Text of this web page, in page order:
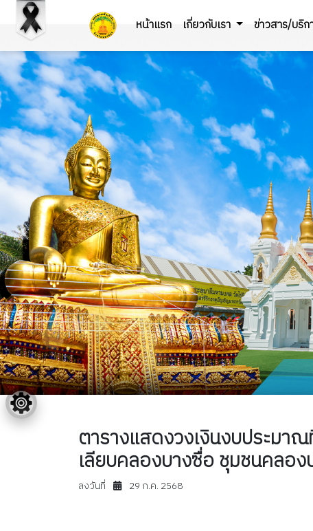
หน้าแรก เกี่ยวกับเรา ข่าวสาร/บริก
ตารางแสดงวงเงินงบประมา
เลียบคลองบางซื่อ ชุมชนคลอ
ลงวันที่ 29 ก.ค. 2568